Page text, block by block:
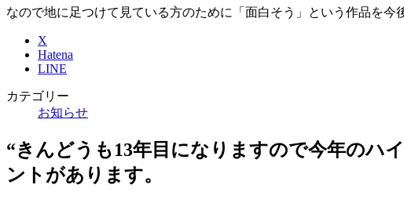
なので地に足つけて見ている方のために「面白そう」という作品を
X
Hatena
LINE
カテゴリー
お知らせ
“きんどうも13年目になりますので今年のハ
ントがあります。